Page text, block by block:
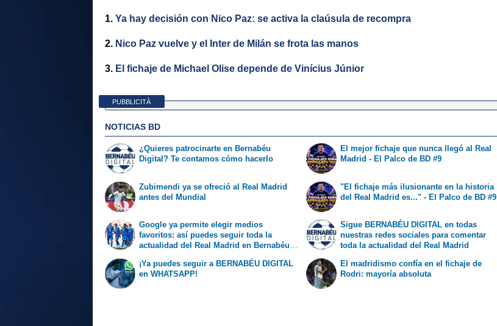
1. Ya hay decisión con Nico Paz: se activa la claúsula de recompra
2. Nico Paz vuelve y el Inter de Milán se frota las manos
3. El fichaje de Michael Olise depende de Vinícius Júnior
PUBBLICITÀ
NOTICIAS BD
¿Quieres patrocinarte en Bernabéu
Digital? Te contamos cómo hacerlo
Zubimendi ya se ofreció al Real Madrid
antes del Mundial
El mejor fichaje que nunca llegó al Real
Madrid - El Palco de BD #9
"El fichaje más ilusionante en la historia
del Real Madrid es..." - El Palco de BD #9
Google ya permite elegir medios
favoritos: así puedes seguir toda la
actualidad del Real Madrid en Bernabéu
¡Ya puedes seguir a BERNABÉU DIGITAL
en WHATSAPP!
Sigue BERNABÉU DIGITAL en todas
nuestras redes sociales para comentar
toda la actualidad del Real Madrid
El madridismo confía en el fichaje de
Rodri: mayoría absoluta